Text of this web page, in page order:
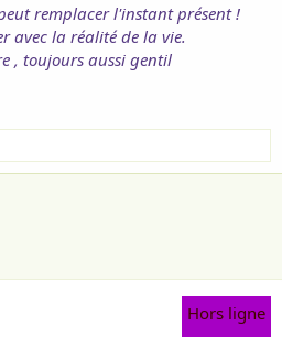
remplacer l'instant présent !
avec la réalité de la vie.
, toujours aussi gentil
Hors ligne